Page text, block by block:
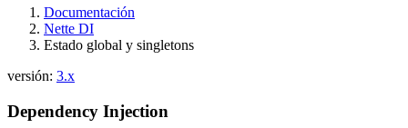
Documentación
Nette DI
Estado global y singletons
versión: 3.x
Dependency Injection